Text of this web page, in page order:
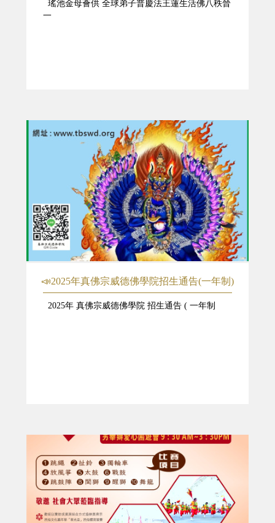
瑤池金母薈供 全球弟子普慶法王蓮生活佛八秩晉
一
📣2025年真佛宗威德佛學院招生通告(一年制)
2025年 真佛宗威德佛學院 招生通告 ( 一年制